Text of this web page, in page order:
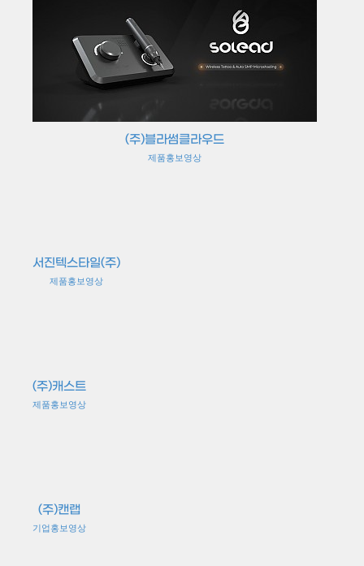
(주)블라썸클라우드
제품홍보영상
서진텍스타일(주)
제품홍보영상
(주)캐스트
제품홍보영상
(주)캔랩
기업홍보영상